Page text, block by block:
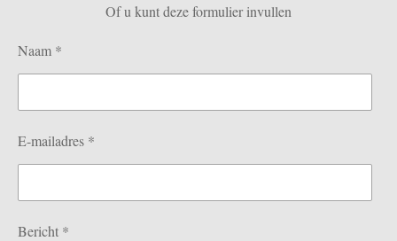
A
p
Of u kunt deze formulier invullen
Naam *
E-mailadres *
Bericht *